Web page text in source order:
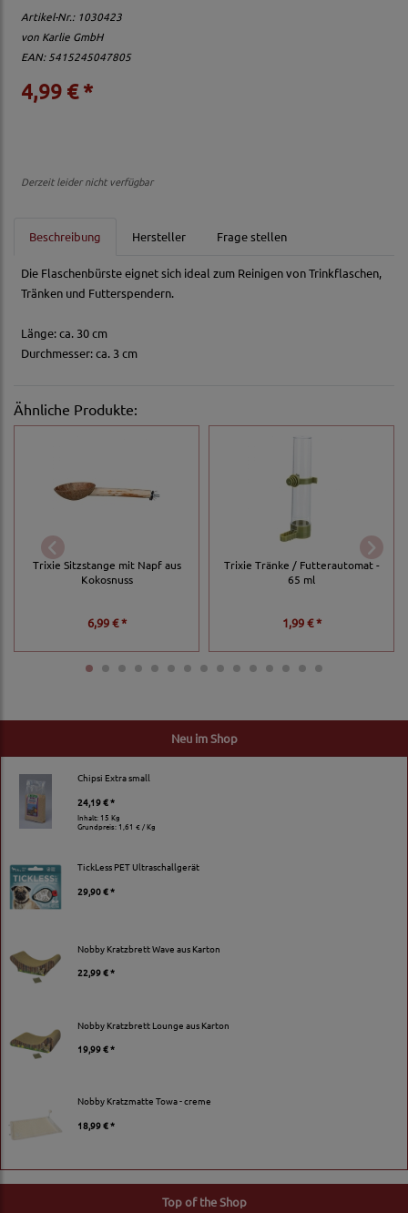
Neu im Shop
Chipsi Extra small
24,19 € *
Inhalt: 15 Kg
Grundpreis:1,61 € / Kg
TickLess PET Ultraschallgerät
29,90 € *
Nobby Kratzbrett Wave aus Karton
22,99 € *
Nobby Kratzbrett Lounge aus Karton
19,99 € *
Nobby Kratzmatte Towa - creme
18,99 € *
Artikel-Nr.: 1030423
von Karlie GmbH
EAN: 5415245047805
4,99 € *
Derzeit leider nicht verfügbar
Beschreibung Hersteller Frage stellen
Die Flaschenbürste eignet sich ideal zum Reinigen von Trinkflaschen,
Tränken und Futterspendern.
Länge: ca. 30 cm
Durchmesser: ca. 3 cm
Ähnliche Produkte:
Trixie Sitzstange mit Napf aus
Kokosnuss
6,99 € *
Trixie Tränke / Futterautomat -
65 ml
1,99 € *
Top of the Shop